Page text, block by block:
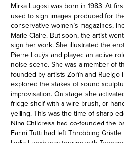
Mïrka Lugosi was born in 1983. At
used to sign images produced for
conservative women’s magazines,
Marie-Claire. But soon, the artist
sign her work. She illustrated the
Pierre Louÿs and played an active
noise scene. She was a member of
founded by artists Zorïn and Ruelgo
explored the stakes of sound
improvisation. On stage, she
fridge shelf with a wire brush, or
yelling. This was the time of sharp
Nina Childress had co-founded the
Fanni Tutti had left Throbbing